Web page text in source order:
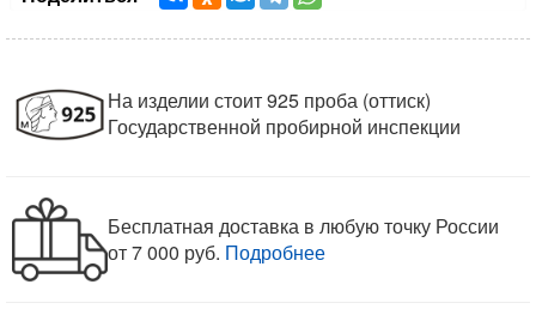
На изделии стоит 925 проба (оттиск)
Государственной пробирной инспекции
Бесплатная доставка в любую точку России
от 7 000 руб. Подробнее